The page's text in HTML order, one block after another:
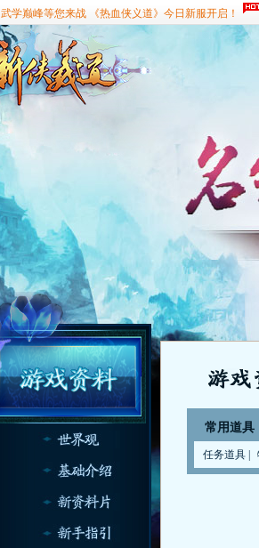
武学巅峰等您来战 《热血侠义道》今日新服开启！
常用道具
任务道具